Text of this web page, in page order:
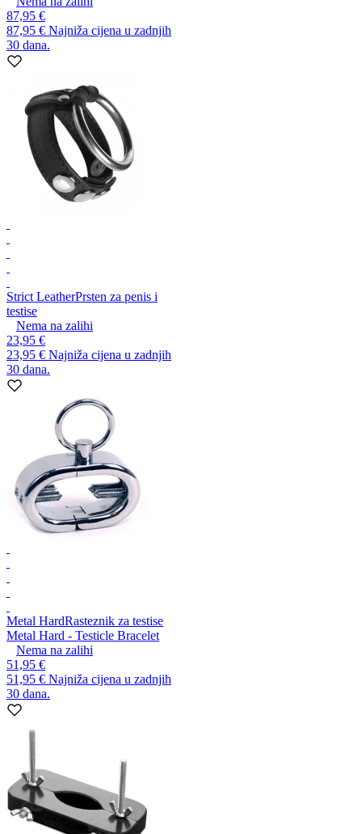
87,95 €
87,95 € Najniža cijena u zadnjih
30 dana.
Strict LeatherPrsten za penis i
testise
Nema na zalihi
23,95 €
23,95 € Najniža cijena u zadnjih
30 dana.
Metal HardRasteznik za testise
Metal Hard - Testicle Bracelet
Nema na zalihi
51,95 €
51,95 € Najniža cijena u zadnjih
30 dana.